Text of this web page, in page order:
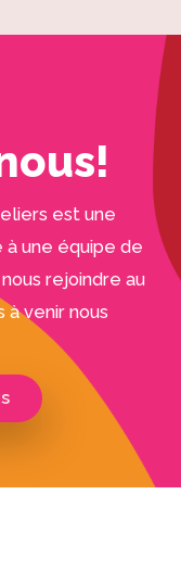
est une
à une équipe de
rejoindre au
à venir nous